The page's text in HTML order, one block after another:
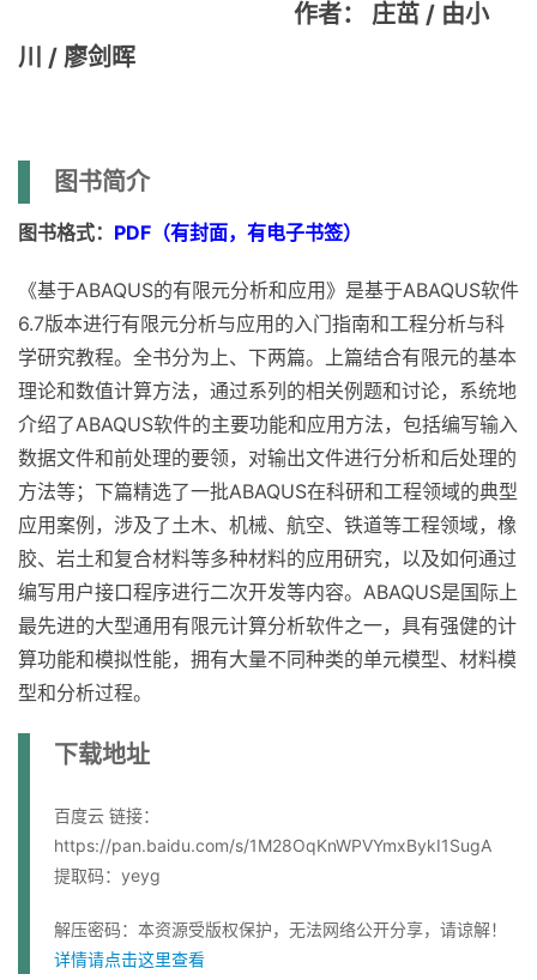
作者： 庄茁 / 由小
川 / 廖剑晖
图书简介
图书格式： PDF（有封面，有电子书签）
《基于ABAQUS的有限元分析和应用》是基于ABAQUS软件
6.7版本进行有限元分析与应用的入门指南和工程分析与科
学研究教程。全书分为上、下两篇。上篇结合有限元的基本
理论和数值计算方法，通过系列的相关例题和讨论，系统地
介绍了ABAQUS软件的主要功能和应用方法，包括编写输入
数据文件和前处理的要领，对输出文件进行分析和后处理的
方法等；下篇精选了一批ABAQUS在科研和工程领域的典型
应用案例，涉及了土木、机械、航空、铁道等工程领域，橡
胶、岩土和复合材料等多种材料的应用研究，以及如何通过
编写用户接口程序进行二次开发等内容。ABAQUS是国际上
最先进的大型通用有限元计算分析软件之一，具有强健的计
算功能和模拟性能，拥有大量不同种类的单元模型、材料模
型和分析过程。
下载地址
百度云 链接：
https://pan.baidu.com/s/1M28OqKnWPVYmxBykI1SugA
提取码：yeyg
解压密码：本资源受版权保护，无法网络公开分享，请谅解！
详情请点击这里查看